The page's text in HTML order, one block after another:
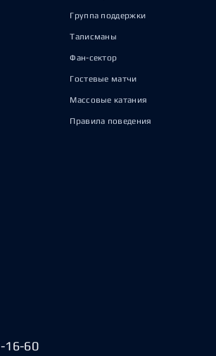
Группа поддержки
Талисманы
Фан-сектор
Гостевые матчи
Массовые катания
Правила поведения
16-60